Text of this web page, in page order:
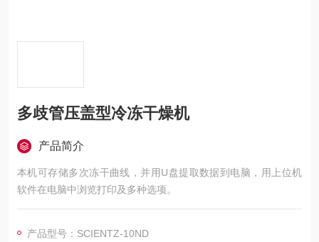
多歧管压盖型冷冻干燥机
产品简介
本机可存储多次冻干曲线，并用U盘提取数据到电脑，用上位机
软件在电脑中浏览打印及多种选项。
产品型号：SCIENTZ-10ND